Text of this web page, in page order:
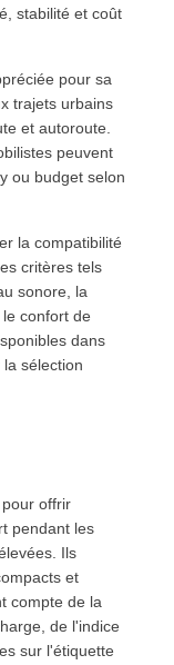
été 205/55
prix ?
?
hybrides et
stabilité et coût
pour sa
trajets urbains
et autoroute.
peuvent
ou budget selon
la compatibilité
critères tels
sonore, la
confort de
dans
sélection
offrir
pendant les
Ils
et
compte de la
de l'indice
sur l'étiquette